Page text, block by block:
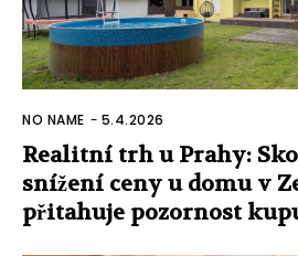
NO NAME - 5.4.2026
Realitní trh u Prahy:
snížení ceny u domu v
přitahuje pozornost